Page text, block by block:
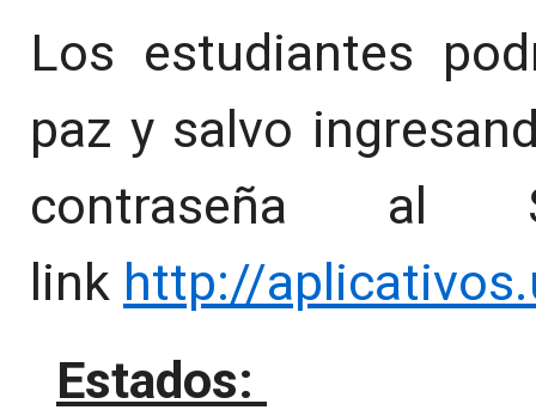
Los estudiantes
paz y salvo
contraseña
link http://
Estados: